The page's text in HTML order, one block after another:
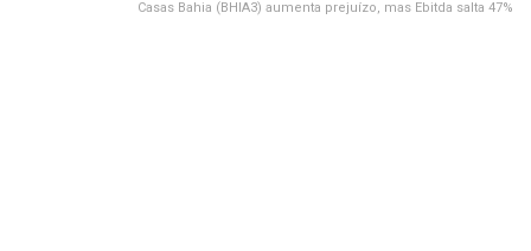
Casas Bahia (BHIA3) aumenta prejuízo, mas Ebitda salta 47%